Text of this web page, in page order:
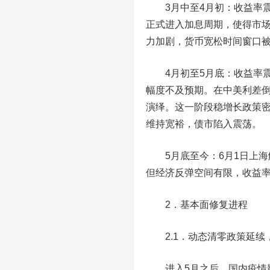
3月中至4月初：收益率震
正式进入加息周期，使得市
力加剧，货币宽松时间窗口
4月初至5月底：收益率震
幅度不及预期。在中美利差
演绎。这一阶段稳增长政策
维持宽裕，债市陷入震荡。
5月底至今：6月1日上海
但经济反弹空间有限，收益
2．基本面修复进程
2.1．动态清零政策延续